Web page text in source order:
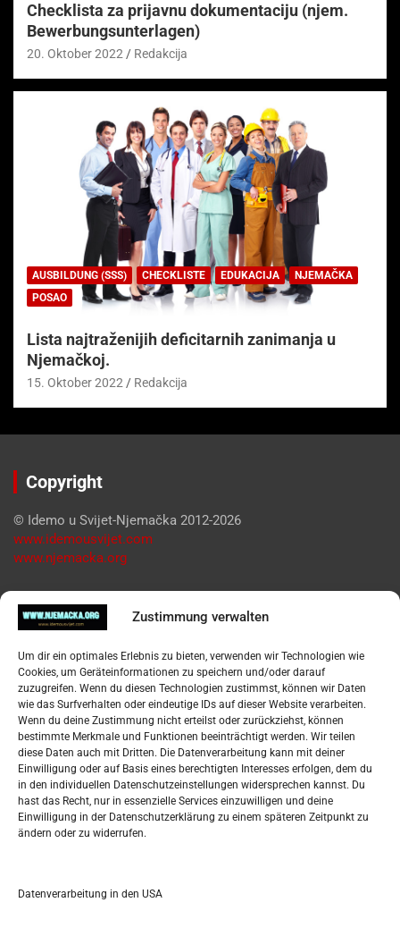
Zustimmung verwalten
Um dir ein optimales Erlebnis zu bieten, verwenden wir Technologien wie
Cookies, um Geräteinformationen zu speichern und/oder darauf
zuzugreifen. Wenn du diesen Technologien zustimmst, können wir Daten
wie das Surfverhalten oder eindeutige IDs auf dieser Website verarbeiten.
Wenn du deine Zustimmung nicht erteilst oder zurückziehst, können
bestimmte Merkmale und Funktionen beeinträchtigt werden. Wir teilen
diese Daten auch mit Dritten. Die Datenverarbeitung kann mit deiner
Einwilligung oder auf Basis eines berechtigten Interesses erfolgen, dem du
in den individuellen Datenschutzeinstellungen widersprechen kannst. Du
hast das Recht, nur in essenzielle Services einzuwilligen und deine
Einwilligung in der Datenschutzerklärung zu einem späteren Zeitpunkt zu
ändern oder zu widerrufen.
Datenverarbeitung in den USA
Checklista za prijavnu dokumentaciju (njem.
Bewerbungsunterlagen)
20. Oktober 2022 Redakcija
AUSBILDUNG (SSS) CHECKLISTE EDUKACIJA
NJEMAČKA
POSAO
Lista najtraženijih deficitarnih zanimanja u
Njemačkoj.
15. Oktober 2022 Redakcija
Copyright
© Idemo u Svijet-Njemačka 2012-2026
www.idemousvijet.com
www.njemacka.org
Pregled
Datenschutzerklärung
Widerufsbelehrung
Oglašavanje / Postavite svoj oglas
Tko je “Idemo u Svijet – Njemačka?
Pretražite stranicu:
S